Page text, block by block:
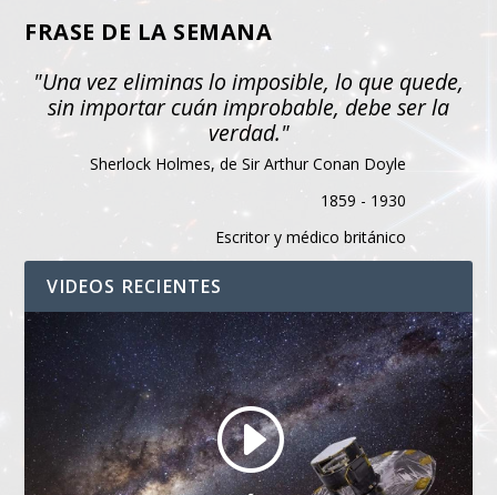
FRASE DE LA SEMANA
"Una vez eliminas lo imposible, lo que quede,
sin importar cuán improbable, debe ser la
verdad."
Sherlock Holmes, de Sir Arthur Conan Doyle
1859 - 1930
Escritor y médico británico
VIDEOS RECIENTES